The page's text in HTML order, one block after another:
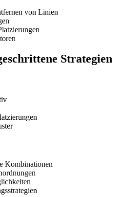
von Linien
Strategien
Kombinationen